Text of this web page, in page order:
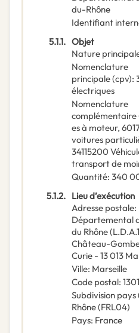
du-Rhône
Identifiant
5.1.1. Objet
Nature
Nomenclature
principale(cpv):
électriques
Nomenclature
complémentaire
es à moteur,
voitures
34115200
transport de
Quantité: 340
5.1.2. Lieu d’exécution
Adresse postale:
Départemental
du Rhône
Château-
Curie - 13 013
Ville: Marseille
Code postal:
Subdivision pays
Rhône(FRL04)
Pays: France